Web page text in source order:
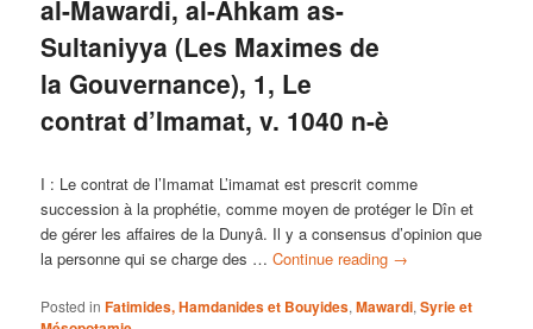
al-Mawardi, al-Ahkam as-
Sultaniyya (Les Maximes de
la Gouvernance), 1, Le
contrat d’Imamat, v. 1040 n-è
I : Le contrat de l’Imamat L’imamat est prescrit comme
succession à la prophétie, comme moyen de protéger le Dîn et
de gérer les affaires de la Dunyâ. Il y a consensus d’opinion que
la personne qui se charge des …Continue reading →
Posted in Fatimides, Hamdanides et Bouyides,Mawardi,Syrie et